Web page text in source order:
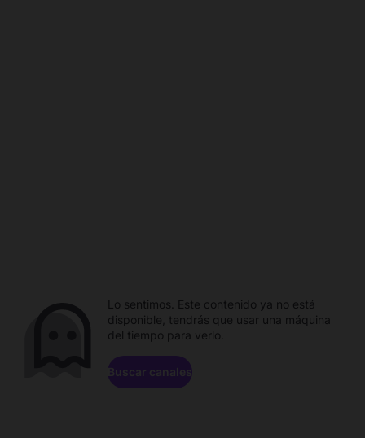
Lo sentimos. Este contenido ya no está
disponible, tendrás que usar una máquina
del tiempo para verlo.
Buscar canales